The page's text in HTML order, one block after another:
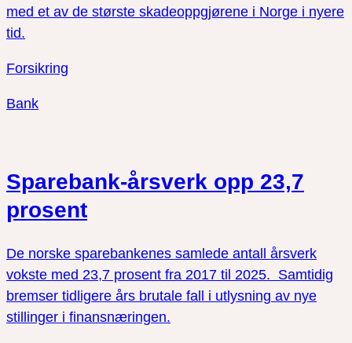
med et av de største skadeoppgjørene i Norge i nyere
tid.
Forsikring
Bank
Sparebank-årsverk opp 23,7
prosent
De norske sparebankenes samlede antall årsverk
vokste med 23,7 prosent fra 2017 til 2025. Samtidig
bremser tidligere års brutale fall i utlysning av nye
stillinger i finansnæringen.